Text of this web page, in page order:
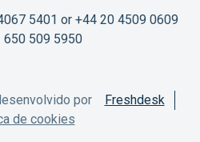
5401 or +44 20 4509 0609
650 509 5950
por
Freshdesk
de cookies